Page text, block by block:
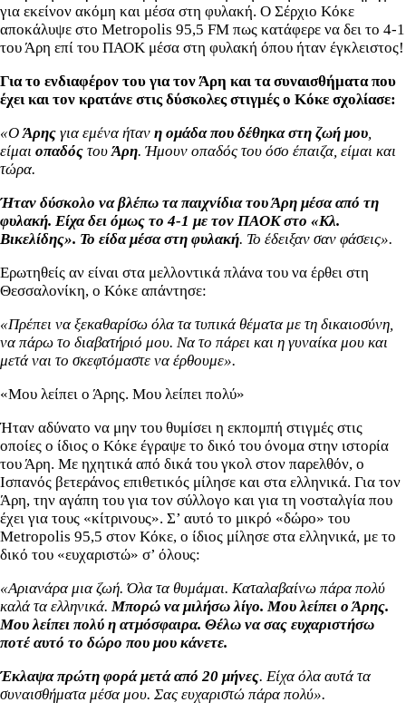
για εκείνον ακόμη και μέσα στη φυλακή. Ο Σέρχιο Κόκε
αποκάλυψε στο Metropolis 95,5 FM πως κατάφερε να δει το 4-1
του Άρη επί του ΠΑΟΚ μέσα στη φυλακή όπου ήταν έγκλειστος!
Για το ενδιαφέρον του για τον Άρη και τα συναισθήματα που
έχει και τον κρατάνε στις δύσκολες στιγμές ο Κόκε σχολίασε:
«ΟΆρης για εμένα ήταν η ομάδα που δέθηκα στη ζωή μου,
είμαι οπαδός τουΆρη. Ήμουν οπαδός του όσο έπαιζα, είμαι και
τώρα.
Ήταν δύσκολο να βλέπω τα παιχνίδια του Άρη μέσα από τη
φυλακή. Είχα δει όμως το 4-1 με τον ΠΑΟΚ στο «Κλ.
Βικελίδης». Το είδα μέσα στη φυλακή. Το έδειξαν σαν φάσεις».
Ερωτηθείς αν είναι στα μελλοντικά πλάνα του να έρθει στη
Θεσσαλονίκη, ο Κόκε απάντησε:
«Πρέπει να ξεκαθαρίσω όλα τα τυπικά θέματα με τη δικαιοσύνη,
να πάρω το διαβατήριό μου. Να το πάρει και η γυναίκα μου και
μετά ναι το σκεφτόμαστε να έρθουμε».
«Μου λείπει ο Άρης. Μου λείπει πολύ»
Ήταν αδύνατο να μην του θυμίσει η εκπομπή στιγμές στις
οποίες ο ίδιος ο Κόκε έγραψε το δικό του όνομα στην ιστορία
του Άρη. Με ηχητικά από δικά του γκολ στον παρελθόν, ο
Ισπανός βετεράνος επιθετικός μίλησε και στα ελληνικά. Για τον
Άρη, την αγάπη του για τον σύλλογο και για τη νοσταλγία που
έχει για τους «κίτρινους». Σ’ αυτό το μικρό «δώρο» του
Metropolis 95,5 στον Κόκε, ο ίδιος μίλησε στα ελληνικά, με το
δικό του «ευχαριστώ» σ’ όλους:
«Αριανάρα μια ζωή. Όλα τα θυμάμαι. Καταλαβαίνω πάρα πολύ
καλά τα ελληνικά.Μπορώ να μιλήσω λίγο. Μου λείπει ο Άρης.
Μου λείπει πολύ η ατμόσφαιρα. Θέλω να σας ευχαριστήσω
ποτέ αυτό το δώρο που μου κάνετε.
Έκλαψα πρώτη φορά μετά από 20 μήνες. Είχα όλα αυτά τα
συναισθήματα μέσα μου. Σας ευχαριστώ πάρα πολύ».